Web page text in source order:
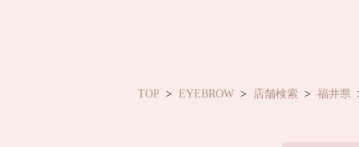
TOP EYEBROW 店舗検索 福井県